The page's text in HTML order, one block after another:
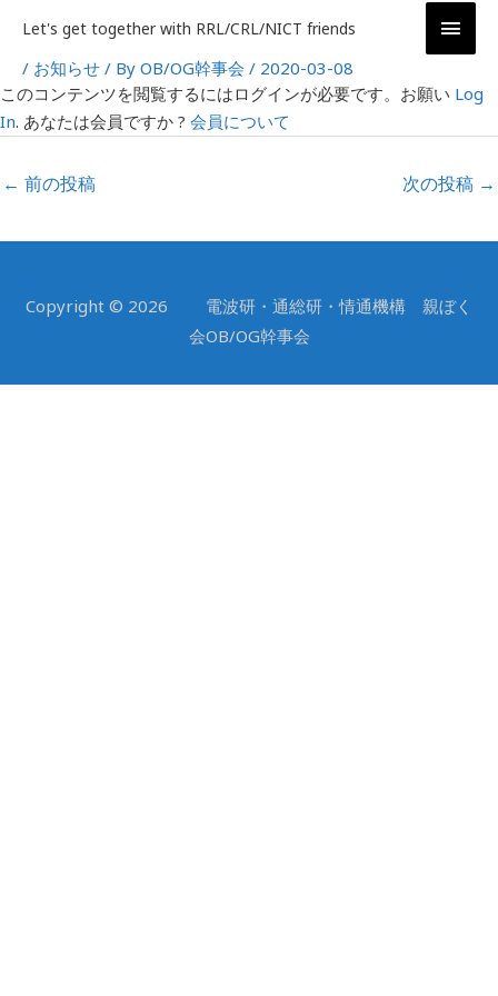
ス
キ
プ
Let's get together with RRL/CRL/NICT friends
メ
ン
ニ
ュ
ー
/ お知らせ / By OB/OG幹事会 / 2020-03-08
このコンテンツを閲覧するにはログインが必要です。お願い Log
In. あなたは会員ですか ? 会員について
稿
ナ
ゲ
シ
← 前の投稿 次の投稿 →
Copyright © 2026 電波研・通総研・情通機構 親ぼく
会OB/OG幹事会